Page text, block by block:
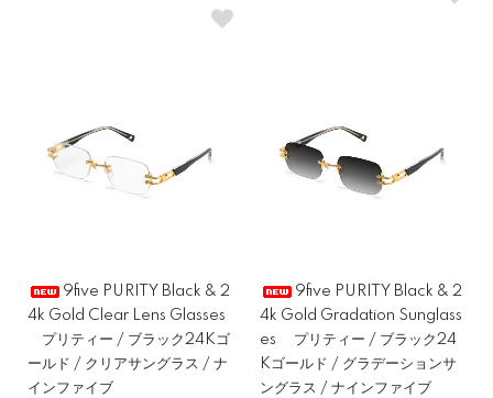
9five PURITY Black & 2
4k Gold Clear Lens Glasses
プリティー / ブラック24Kゴ
ールド / クリアサングラス / ナ
インファイブ
9five PURITY Black & 2
4k Gold Gradation Sunglass
es プリティー / ブラック24
Kゴールド / グラデーションサ
ングラス / ナインファイブ